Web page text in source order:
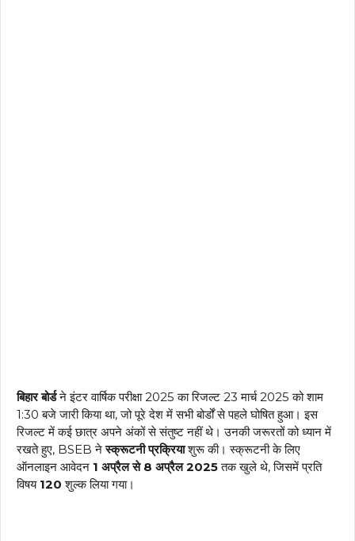
बिहार बोर्डने इंटर वार्षिक परीक्षा 2025 का रिजल्ट 23 मार्च 2025 को शाम
1:30 बजे जारी किया था, जो पूरे देश में सभी बोर्डों से पहले घोषित हुआ। इस
रिजल्ट में कई छात्र अपने अंकों से संतुष्ट नहीं थे। उनकी जरूरतों को ध्यान में
रखते हुए, BSEB नेस्क्रूटनी प्रक्रियाशुरू की। स्क्रूटनी के लिए
ऑनलाइन आवेदन 1 अप्रैल से 8 अप्रैल 2025तक खुले थे, जिसमें प्रति
विषय ₹120 शुल्क लिया गया।